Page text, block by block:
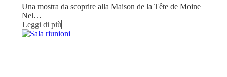
Una mostra da scoprire alla Maison de la Tête de Moine
Nel…
Leggi di più